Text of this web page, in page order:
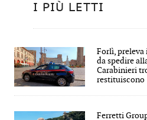
I PIÙ LETTI
Forlì, preleva
da spedire
Carabinieri
restituiscono
Ferretti